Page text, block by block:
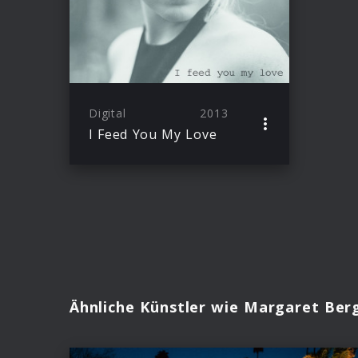
Digital 2013
I Feed You My Love
Ähnliche Künstler wie Margaret